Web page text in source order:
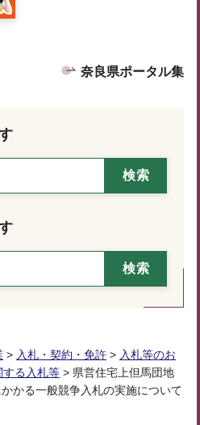
奈良県ポータル集
> 入札・契約・免許 > 入札等のお
する入札等 > 県営住宅上但馬団地
かる一般競争入札の実施について